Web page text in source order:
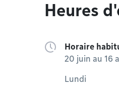
Heures
Horaire
20 juin au 16
Lundi